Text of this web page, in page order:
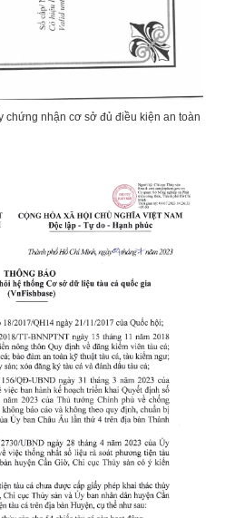
chứng nhận cơ sở đủ điều kiện an toàn